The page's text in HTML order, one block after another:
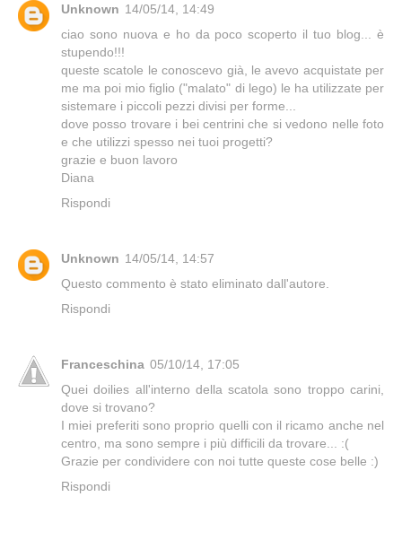
Unknown 14/05/14, 14:49
ciao sono nuova e ho da poco scoperto il tuo blog... è
stupendo!!!
queste scatole le conoscevo già, le avevo acquistate per
me ma poi mio figlio ("malato" di lego) le ha utilizzate per
sistemare i piccoli pezzi divisi per forme...
dove posso trovare i bei centrini che si vedono nelle foto
e che utilizzi spesso nei tuoi progetti?
grazie e buon lavoro
Diana
Rispondi
Unknown 14/05/14, 14:57
Questo commento è stato eliminato dall'autore.
Rispondi
Franceschina 05/10/14, 17:05
Quei doilies all'interno della scatola sono troppo carini,
dove si trovano?
I miei preferiti sono proprio quelli con il ricamo anche nel
centro, ma sono sempre i più difficili da trovare... :(
Grazie per condividere con noi tutte queste cose belle :)
Rispondi